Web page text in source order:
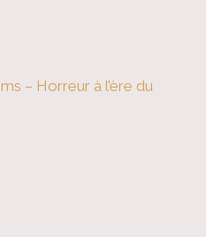
– Horreur à l’ère du